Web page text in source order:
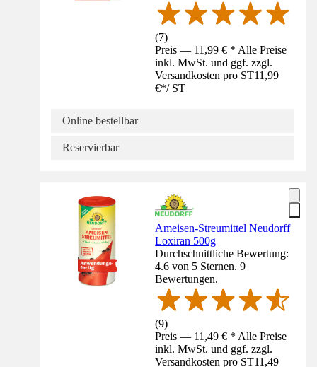
(7)
Preis — 11,99 € * Alle Preise
inkl. MwSt. und ggf. zzgl.
Versandkosten pro ST11,99
€*/ ST
Online bestellbar
Reservierbar
Ameisen-Streumittel Neudorff
Loxiran 500g
Durchschnittliche Bewertung:
4.6 von 5 Sternen. 9
Bewertungen.
(9)
Preis — 11,49 € * Alle Preise
inkl. MwSt. und ggf. zzgl.
Versandkosten pro ST11,49